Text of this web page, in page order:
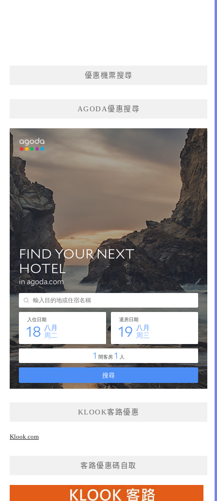
優惠機票搜尋
AGODA優惠搜尋
KLOOK客路優惠
Klook.com
客路優惠碼自取